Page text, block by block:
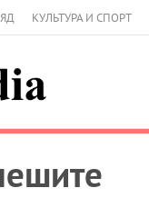
КУЛЬТУРА И СПОРТ